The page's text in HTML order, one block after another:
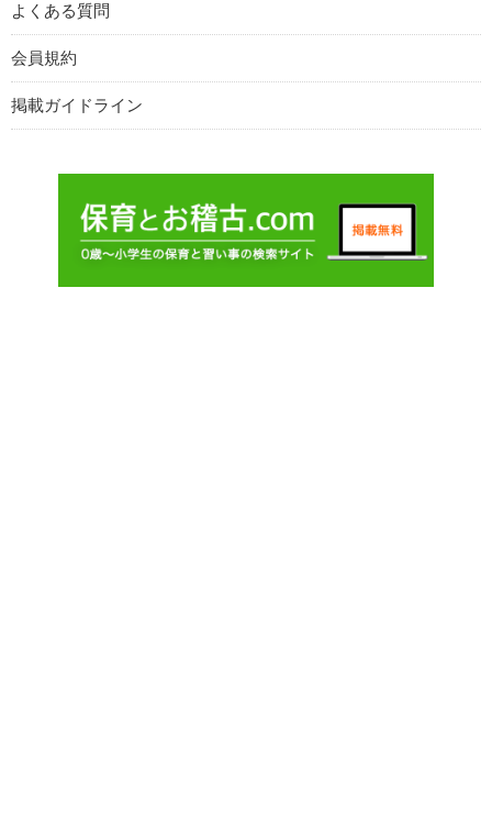
よくある質問
会員規約
掲載ガイドライン